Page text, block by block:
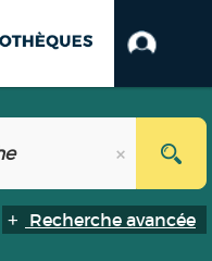
Recherche avancée